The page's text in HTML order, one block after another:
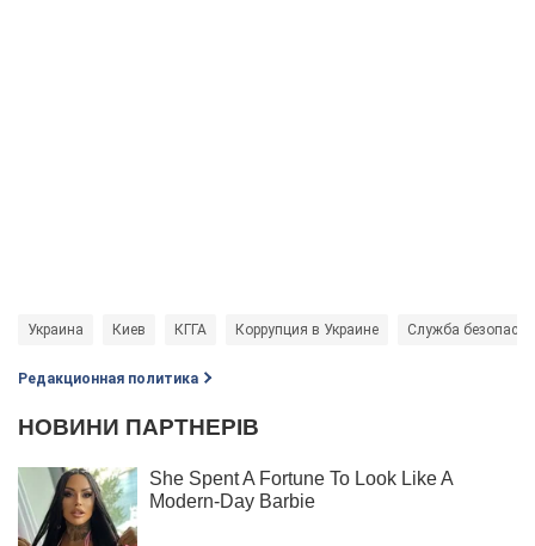
Украина Киев КГГА Коррупция в Украине Служба
Редакционная политика